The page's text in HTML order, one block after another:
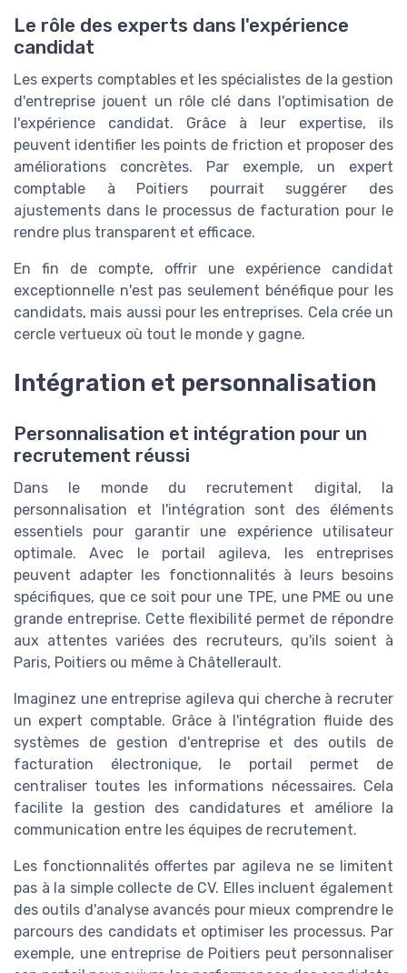
Le rôle des experts dans l'expérience
candidat
Les experts comptables et les spécialistes de la gestion
d'entreprise jouent un rôle clé dans l'optimisation de
l'expérience candidat. Grâce à leur expertise, ils
peuvent identifier les points de friction et proposer des
améliorations concrètes. Par exemple, un expert
comptable à Poitiers pourrait suggérer des
ajustements dans le processus de facturation pour le
rendre plus transparent et efficace.
En fin de compte, offrir une expérience candidat
exceptionnelle n'est pas seulement bénéfique pour les
candidats, mais aussi pour les entreprises. Cela crée un
cercle vertueux où tout le monde y gagne.
Intégration et personnalisation
Personnalisation et intégration pour un
recrutement réussi
Dans le monde du recrutement digital, la
personnalisation et l'intégration sont des éléments
essentiels pour garantir une expérience utilisateur
optimale. Avec le portail agileva, les entreprises
peuvent adapter les fonctionnalités à leurs besoins
spécifiques, que ce soit pour une TPE, une PME ou une
grande entreprise. Cette flexibilité permet de répondre
aux attentes variées des recruteurs, qu'ils soient à
Paris, Poitiers ou même à Châtellerault.
Imaginez une entreprise agileva qui cherche à recruter
un expert comptable. Grâce à l'intégration fluide des
systèmes de gestion d'entreprise et des outils de
facturation électronique, le portail permet de
centraliser toutes les informations nécessaires. Cela
facilite la gestion des candidatures et améliore la
communication entre les équipes de recrutement.
Les fonctionnalités offertes par agileva ne se limitent
pas à la simple collecte de CV. Elles incluent également
des outils d'analyse avancés pour mieux comprendre le
parcours des candidats et optimiser les processus. Par
exemple, une entreprise de Poitiers peut personnaliser